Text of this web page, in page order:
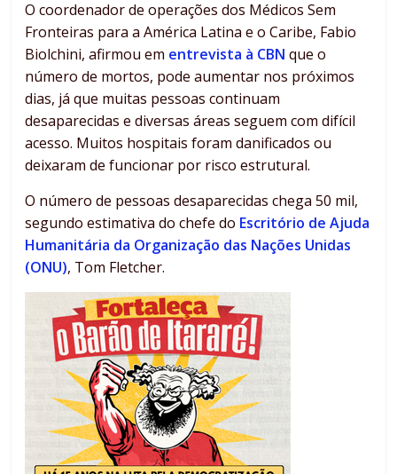
O coordenador de operações dos Médicos Sem
Fronteiras para a América Latina e o Caribe, Fabio
Biolchini, afirmou em entrevista à CBN que o
número de mortos, pode aumentar nos próximos
dias, já que muitas pessoas continuam
desaparecidas e diversas áreas seguem com difícil
acesso. Muitos hospitais foram danificados ou
deixaram de funcionar por risco estrutural.
O número de pessoas desaparecidas chega 50 mil,
segundo estimativa do chefe do Escritório de Ajuda
Humanitária da Organização das Nações Unidas
(ONU), Tom Fletcher.